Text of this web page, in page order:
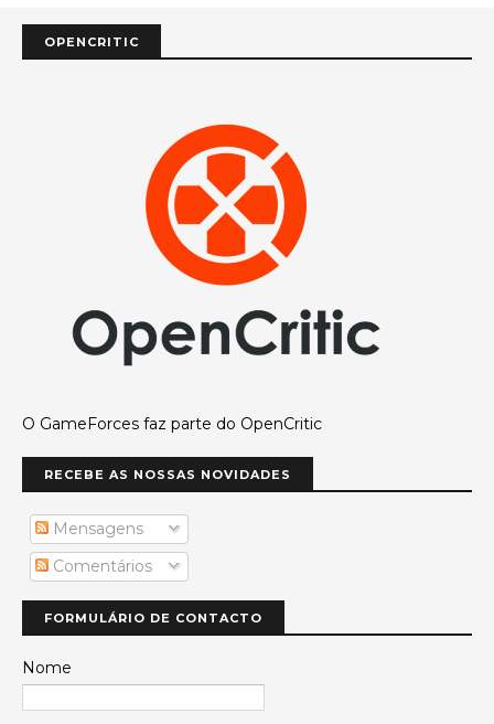
OPENCRITIC
O GameForces faz parte do OpenCritic
RECEBE AS NOSSAS NOVIDADES
Mensagens
Comentários
FORMULÁRIO DE CONTACTO
Nome